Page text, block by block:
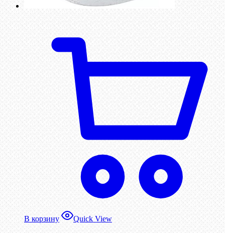
В корзину Quick View